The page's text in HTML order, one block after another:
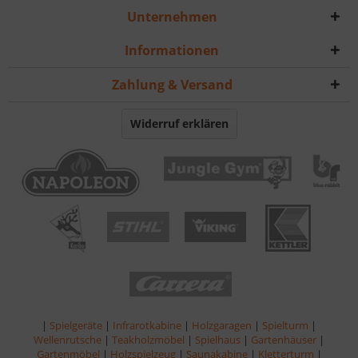
Unternehmen
Informationen
Zahlung & Versand
Widerruf erklären
| Spielgeräte | Infrarotkabine | Holzgaragen | Spielturm |
Wellenrutsche | Teakholzmöbel | Spielhaus | Gartenhäuser |
Gartenmöbel | Holzspielzeug | Saunakabine | Kletterturm |